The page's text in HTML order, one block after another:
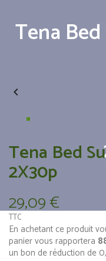
Tena

Tena Bed
2X30p
29,09 €
TTC
En achetant ce produit
panier vous rapportera
un bon de réduction de